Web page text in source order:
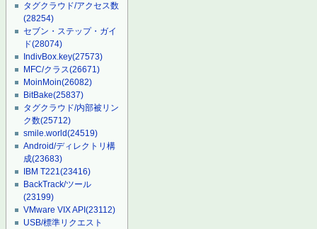
タグクラウド/アクセス数
(28254)
セブン・ステップ・ガイ
ド(28074)
IndivBox.key(27573)
MFC/クラス(26671)
MoinMoin(26082)
BitBake(25837)
タグクラウド/内部被リン
ク数(25712)
smile.world(24519)
Android/ディレクトリ構
成(23683)
IBM T221(23416)
BackTrack/ツール
(23199)
VMware VIX API(23112)
USB/標準リクエスト